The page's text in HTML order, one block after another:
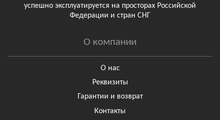
успешно эксплуатируется на просторах Российской
Федерации и стран СНГ
О компании
О нас
Реквизиты
Гарантии и возврат
Контакты